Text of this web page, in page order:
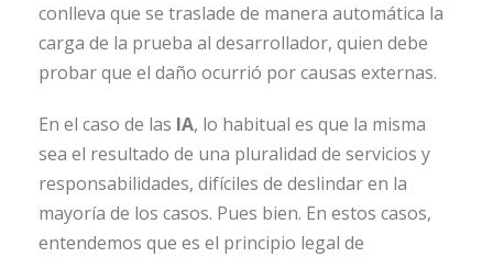
conlleva que se traslade de manera automática la
carga de la prueba al desarrollador, quien debe
probar que el daño ocurrió por causas externas.
En el caso de las IA, lo habitual es que la misma
sea el resultado de una pluralidad de servicios y
responsabilidades, difíciles de deslindar en la
mayoría de los casos. Pues bien. En estos casos,
entendemos que es el principio legal de